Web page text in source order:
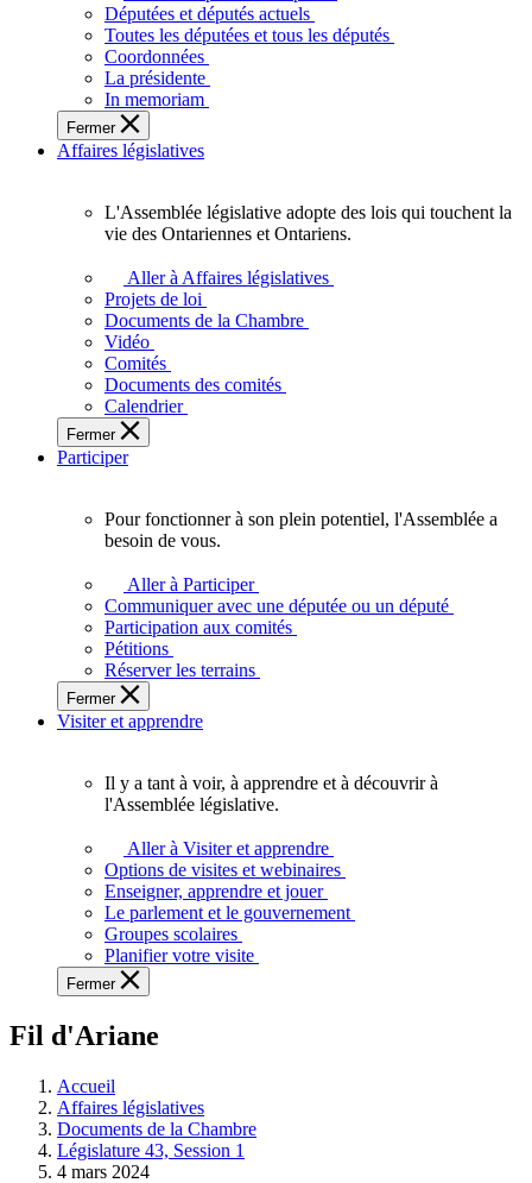
députés
vous
représentent
sein
de
l'Assemblée
législative
l'Ontario.
Députées et députés actuels
Toutes les députées et tous les députés
Coordonnées
La présidente
In memoriam
Fermer
Affaires législatives
L'Assemblée
adopte
touchent
des
Ontariennes
et
L'Assemblée législative adopte des lois qui touchent la
vie des Ontariennes et Ontariens.
Aller à Affaires législatives
Projets de loi
Documents de la Chambre
Vidéo
Comités
Documents des comités
Calendrier
Fermer
Participer
plein
potentiel,
l'Assemblée
a
besoin
de
Pour fonctionner à son plein potentiel, l'Assemblée a
besoin de vous.
Aller à Participer
Communiquer avec une députée ou un député
Participation aux comités
Pétitions
Réserver les terrains
Fermer
Visiter et apprendre
voir,
apprendre
et
à
à
législative.
Il y a tant à voir, à apprendre et à découvrir à
l'Assemblée législative.
Aller à Visiter et apprendre
Options de visites et webinaires
Enseigner, apprendre et jouer
Le parlement et le gouvernement
Groupes scolaires
Planifier votre visite
Fermer
Fil d'Ariane
Accueil
Affaires législatives
Documents de la Chambre
Législature 43, Session 1
4 mars 2024